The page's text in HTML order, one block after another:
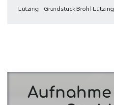
Lützing
Grundstück Brohl-Lützing